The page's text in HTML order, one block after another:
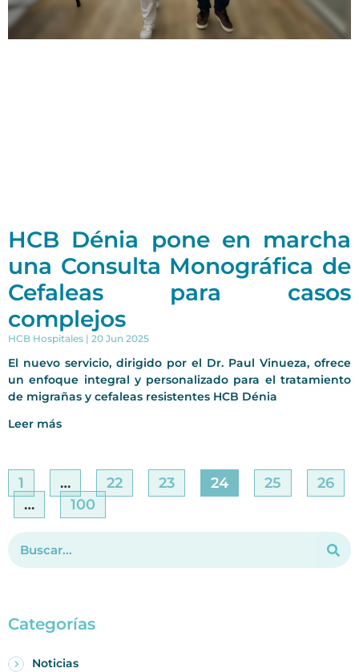
HCB Dénia pone en marcha
una Consulta Monográfica de
Cefaleas para casos
complejos
HCB Hospitales 20 Jun 2025
El nuevo servicio, dirigido por el Dr. Paul Vinueza, ofrece
un enfoque integral y personalizado para el tratamiento
de migrañas y cefaleas resistentes HCB Dénia
Leer más
1 … 22 23 24 25
26
…
100
Categorías
Noticias